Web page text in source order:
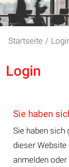
Startseite /
Login
Sie haben
Sie haben sich
dieser
anmelden oder